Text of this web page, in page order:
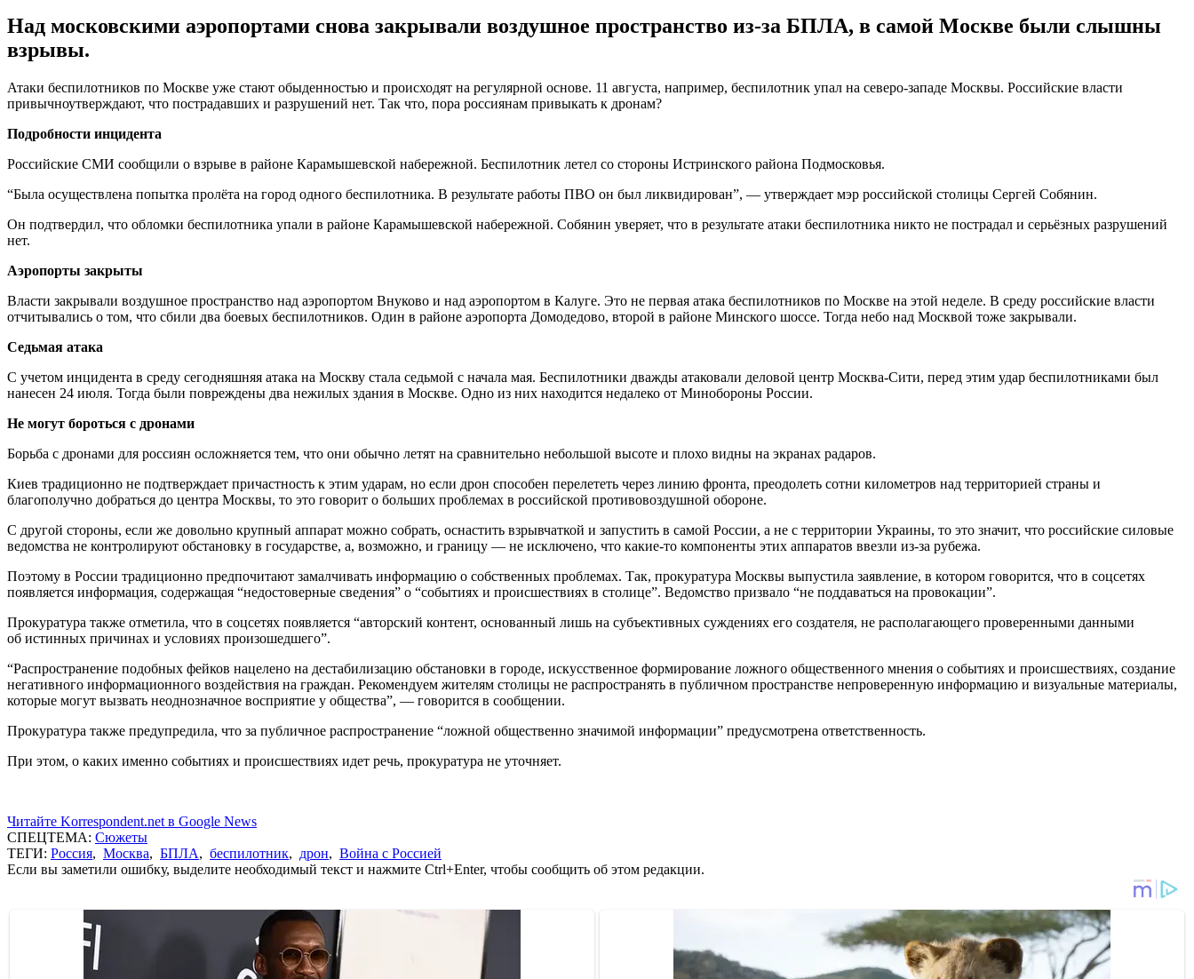
Над московскими аэропортами снова закрывали воздушное пространство из-за БПЛА, в самой Москве были слышны
взрывы.
Атаки беспилотников по Москве уже стают обыденностью и происходят на регулярной основе. 11 августа, например, беспилотник упал на северо-западе Москвы. Российские власти
привычноутверждают, что пострадавших и разрушений нет. Так что, пора россиянам привыкать к дронам?
Подробности инцидента
Российские СМИ сообщили о взрыве в районе Карамышевской набережной. Беспилотник летел со стороны Истринского района Подмосковья.
“Была осуществлена попытка пролёта на город одного беспилотника. В результате работы ПВО он был ликвидирован”, — утверждает мэр российской столицы Сергей Собянин.
Он подтвердил, что обломки беспилотника упали в районе Карамышевской набережной. Собянин уверяет, что в результате атаки беспилотника никто не пострадал и серьёзных разрушений
нет.
Аэропорты закрыты
Власти закрывали воздушное пространство над аэропортом Внуково и над аэропортом в Калуге. Это не первая атака беспилотников по Москве на этой неделе. В среду российские власти
отчитывались о том, что сбили два боевых беспилотников. Один в районе аэропорта Домодедово, второй в районе Минского шоссе. Тогда небо над Москвой тоже закрывали.
Седьмая атака
С учетом инцидента в среду сегодняшняя атака на Москву стала седьмой с начала мая. Беспилотники дважды атаковали деловой центр Москва-Сити, перед этим удар беспилотниками был
нанесен 24 июля. Тогда были повреждены два нежилых здания в Москве. Одно из них находится недалеко от Минобороны России.
Не могут бороться с дронами
Борьба с дронами для россиян осложняется тем, что они обычно летят на сравнительно небольшой высоте и плохо видны на экранах радаров.
Киев традиционно не подтверждает причастность к этим ударам, но если дрон способен перелететь через линию фронта, преодолеть сотни километров над территорией страны и
благополучно добраться до центра Москвы, то это говорит о больших проблемах в российской противовоздушной обороне.
С другой стороны, если же довольно крупный аппарат можно собрать, оснастить взрывчаткой и запустить в самой России, а не с территории Украины, то это значит, что российские силовые
ведомства не контролируют обстановку в государстве, а, возможно, и границу — не исключено, что какие-то компоненты этих аппаратов ввезли из-за рубежа.
Поэтому в России традиционно предпочитают замалчивать информацию о собственных проблемах. Так, прокуратура Москвы выпустила заявление, в котором говорится, что в соцсетях
появляется информация, содержащая “недостоверные сведения” о “событиях и происшествиях в столице”. Ведомство призвало “не поддаваться на провокации”.
Прокуратура также отметила, что в соцсетях появляется “авторский контент, основанный лишь на субъективных суждениях его создателя, не располагающего проверенными данными
об истинных причинах и условиях произошедшего”.
“Распространение подобных фейков нацелено на дестабилизацию обстановки в городе, искусственное формирование ложного общественного мнения о событиях и происшествиях, создание
негативного информационного воздействия на граждан. Рекомендуем жителям столицы не распространять в публичном пространстве непроверенную информацию и визуальные материалы,
которые могут вызвать неоднозначное восприятие у общества”, — говорится в сообщении.
Прокуратура также предупредила, что за публичное распространение “ложной общественно значимой информации” предусмотрена ответственность.
При этом, о каких именно событиях и происшествиях идет речь, прокуратура не уточняет.
Читайте Korrespondent.net в Google News
СПЕЦТЕМА: Сюжеты
ТЕГИ: Россия, Москва, БПЛА, беспилотник, дрон, Война с Россией
Если вы заметили ошибку, выделите необходимый текст и нажмите Ctrl+Enter, чтобы сообщить об этом редакции.